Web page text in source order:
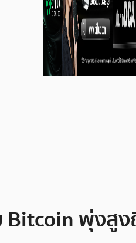
Bitcoin พุ่งสู